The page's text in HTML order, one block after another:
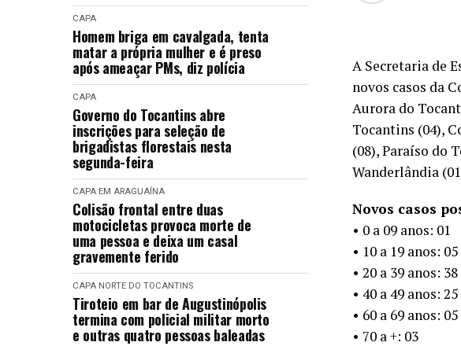
CAPA
Homem briga em cavalgada, tenta
matar a própria mulher e é preso
após ameaçar PMs, diz polícia
CAPA
Governo do Tocantins abre
inscrições para seleção de
brigadistas florestais nesta
segunda-feira
CAPA EM ARAGUAÍNA
Colisão frontal entre duas
motocicletas provoca morte de
uma pessoa e deixa um casal
gravemente ferido
CAPA NORTE DO TOCANTINS
Tiroteio em bar de Augustinópolis
termina com policial militar morto
e outras quatro pessoas baleadas
A Secretaria de
novos casos da
Aurora do
Tocantins (04),
(08), Paraíso do
Wanderlândia
Novos casos
• 0 a 09 anos: 01
• 10 a 19 anos: 05
• 20 a 39 anos: 38
• 40 a 49 anos: 25
• 60 a 69 anos: 05
• 70 a +: 03